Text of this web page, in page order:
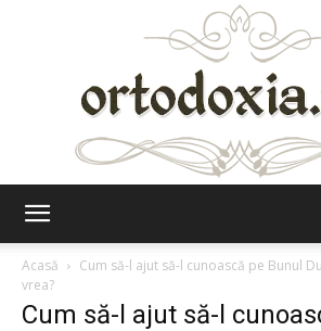
Acasă
Cum să-l ajut să-l cunoască pe Bunul
vrea?
Cum să-l ajut să-l